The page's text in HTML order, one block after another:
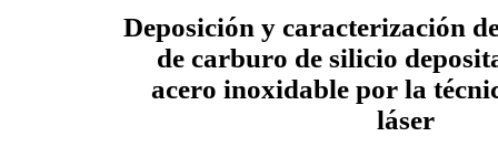
Deposición y caracterización
de carburo de silicio
acero inoxidable por la
láser